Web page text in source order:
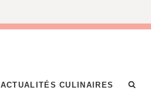
ACTUALITÉS CULINAIRES